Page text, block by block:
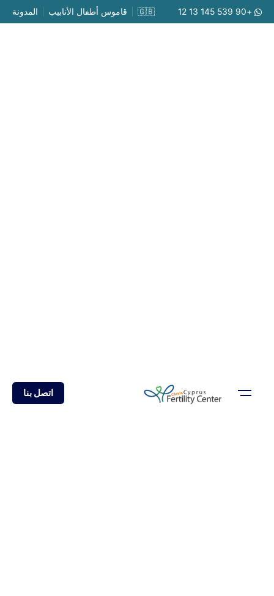
Skip
to
+90 539 145 13 12 المدونة قاموس أطفال الأنابيب 🇬🇧
اتصل بنا